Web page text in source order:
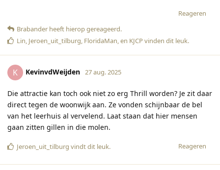
Reageren
Brabander heeft hierop gereageerd.
Lin, Jeroen_uit_tilburg, FloridaMan, en KJCPvinden dit leuk.
K KevinvdWeijden 27 aug. 2025
Die attractie kan toch ook niet zo erg Thrill worden? Je zit daar
direct tegen de woonwijk aan. Ze vonden schijnbaar de bel
van het leerhuis al vervelend. Laat staan dat hier mensen
gaan zitten gillen in die molen.
Reageren
Jeroen_uit_tilburg vindt dit leuk.